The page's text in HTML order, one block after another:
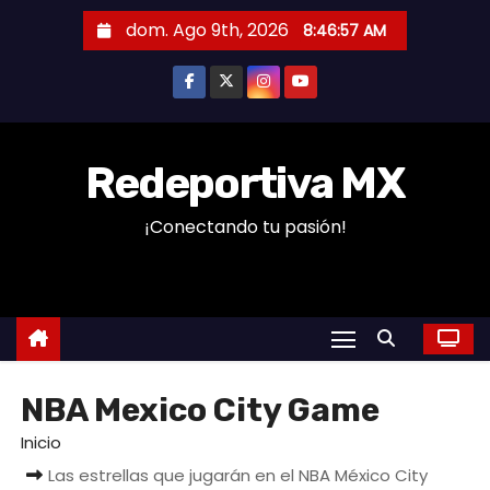
n
dom. Ago 9th, 2026 8:46:57 AM
Redeportiva MX
¡Conectando tu pasión!
NBA Mexico City Game
Inicio
Las estrellas que jugarán en el NBA México City